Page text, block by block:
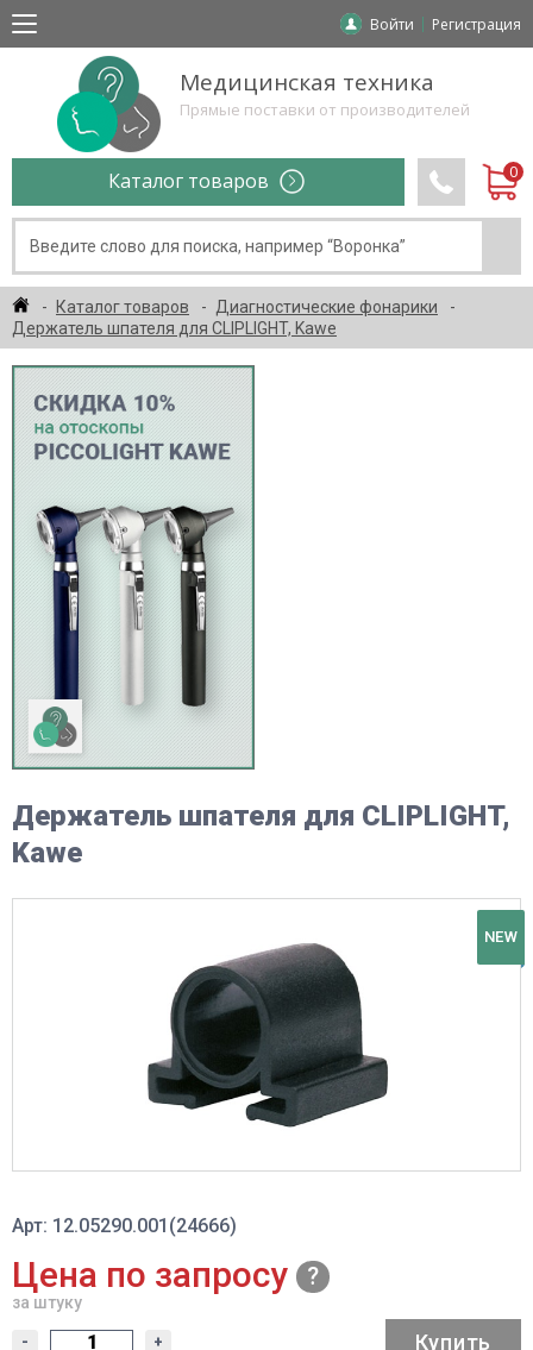
Войти Регистрация
Медицинская техника
Прямые поставки от производителей
Каталог товаров
Каталог товаров
Диагностические фонарики
Держатель шпателя для CLIPLIGHT, Kawe
Держатель шпателя для CLIPLIGHT,
Kawe
NEW
Арт: 12.05290.001(24666)
Цена по запросу
за штуку
- + Купить